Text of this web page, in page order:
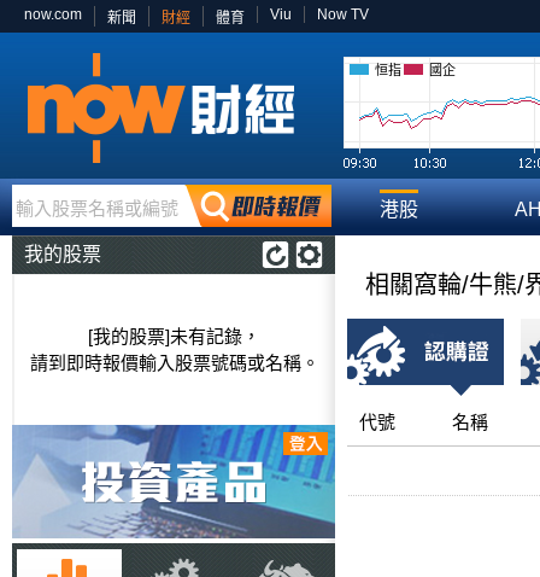
now.com 新聞 財經 體育 Viu Now TV
恒指 國企
輸入股票名稱或編號 港股
我的股票
[我的股票]未有記錄，
請到即時報價輸入股票號碼或名稱。
相關窩輪/牛熊/
代號 名稱